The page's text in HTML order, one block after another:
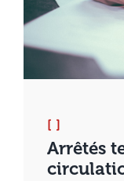
[ ]
Arrêtés